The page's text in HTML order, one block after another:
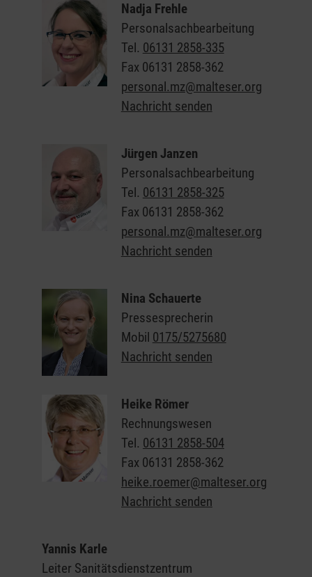
Nadja Frehle
Personalsachbearbeitung
Tel. 06131 2858-335
Fax 06131 2858-362
personal.mz@malteser.org
Nachricht senden
Jürgen Janzen
Personalsachbearbeitung
Tel. 06131 2858-325
Fax 06131 2858-362
personal.mz@malteser.org
Nachricht senden
Nina Schauerte
Pressesprecherin
Mobil 0175/5275680
Nachricht senden
Heike Römer
Rechnungswesen
Tel. 06131 2858-504
Fax 06131 2858-362
heike.roemer@malteser.org
Nachricht senden
Yannis Karle
Leiter Sanitätsdienstzentrum